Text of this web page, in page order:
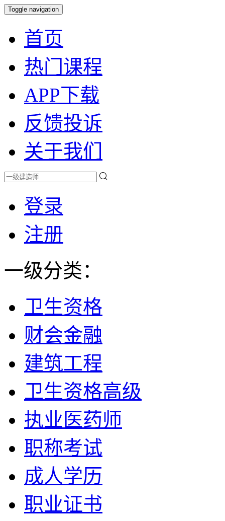
Toggle navigation
首页
热门课程
APP下载
反馈投诉
关于我们
登录
注册
一级分类：
卫生资格
财会金融
建筑工程
卫生资格高级
执业医药师
职称考试
成人学历
职业证书